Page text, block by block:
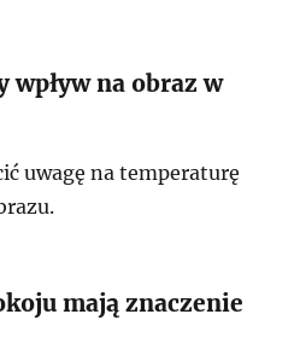
wpływ na obraz w
uwagę na temperaturę
mają znaczenie